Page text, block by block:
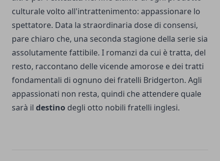
culturale volto all'intrattenimento: appassionare lo
spettatore. Data la straordinaria dose di consensi,
pare chiaro che, una seconda stagione della serie sia
assolutamente fattibile. I romanzi da cui è tratta, del
resto, raccontano delle vicende amorose e dei tratti
fondamentali di ognuno dei fratelli Bridgerton. Agli
appassionati non resta, quindi che attendere quale
sarà il destino degli otto nobili fratelli inglesi.